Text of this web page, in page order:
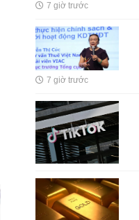
7 giờ trước
7 giờ trước